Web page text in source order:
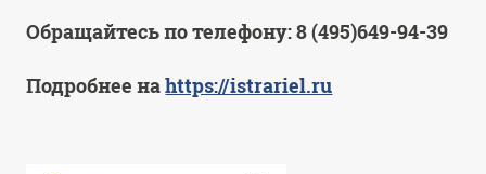
Обращайтесь по телефону: 8 (495)649-94-39
Подробнее наhttps://istrariel.ru